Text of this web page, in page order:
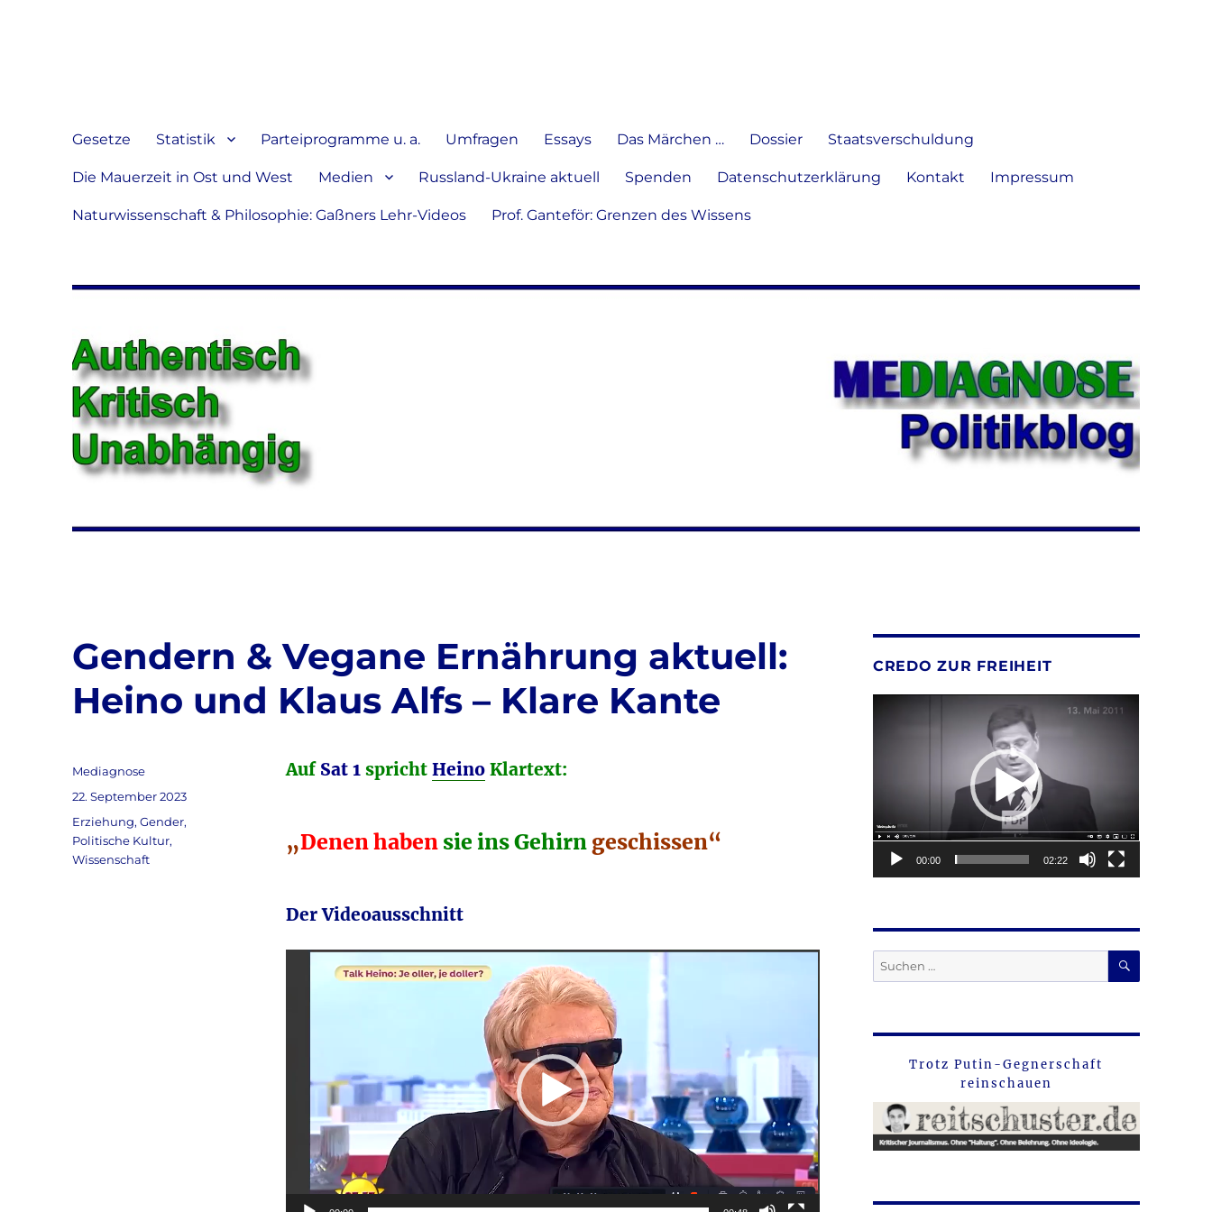
verbreiten
Gesetze Statistik Parteiprogramme u. a. Umfragen Essays Das Märchen … Dossier Staatsverschuldung
Die Mauerzeit in Ost und West Medien Russland-Ukraine aktuell Spenden Datenschutzerklärung Kontakt Impressum
Naturwissenschaft & Philosophie: Gaßners Lehr-Videos Prof. Ganteför: Grenzen des Wissens
Gendern & Vegane Ernährung aktuell:
Heino und Klaus Alfs – Klare Kante
Auf Sat 1spricht HeinoKlartext:
„Denen haben sie ins Gehirngeschissen“
Der Videoausschnitt
Autor
Mediagnose
Veröffentlicht
am
22. September 2023
Kategorien
Erziehung,Gender,
Politische Kultur,
Wissenschaft
CREDO ZUR FREIHEIT
00:00 02:22
Suche
nach:
SUCHEN
Trotz Putin-Gegnerschaft
reinschauen